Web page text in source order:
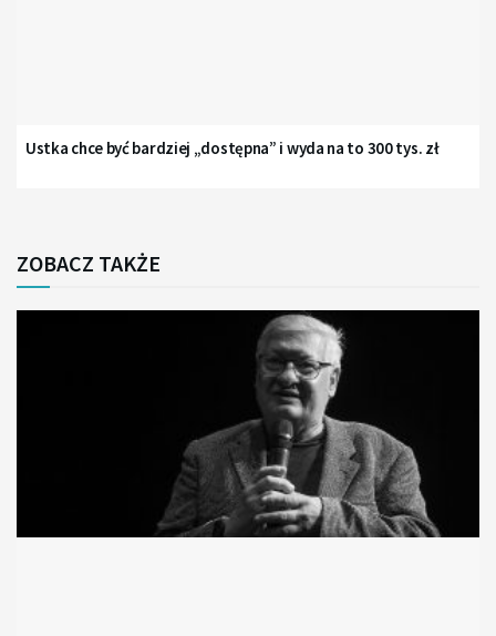
Ustka chce być bardziej „dostępna” i wyda na to 300 tys. zł
ZOBACZ TAKŻE